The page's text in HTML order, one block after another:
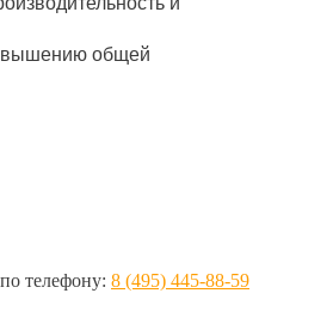
общей
телефону: 8 (495) 445-88-59